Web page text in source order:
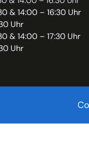
& 14:00 – 16:30 Uhr
Uhr
& 14:00 – 17:30 Uhr
Uhr